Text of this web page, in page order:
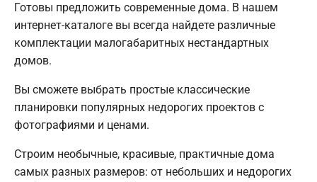
Готовы предложить современные дома. В нашем
интернет-каталоге вы всегда найдете различные
комплектации малогабаритных нестандартных
домов.
Вы сможете выбрать простые классические
планировки популярных недорогих проектов с
фотографиями и ценами.
Строим необычные, красивые, практичные дома
самых разных размеров: от небольших и недорогих